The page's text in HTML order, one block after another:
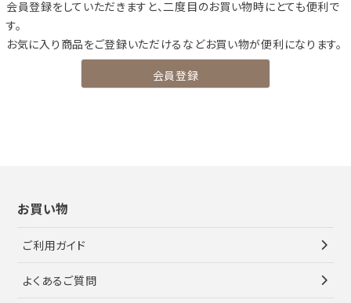
会員登録をしていただきますと、二度目のお買い物時にとても便利で
す。
お気に入り商品をご登録いただけるなどお買い物が便利になります。
会員登録
お買い物
ご利用ガイド
よくあるご質問